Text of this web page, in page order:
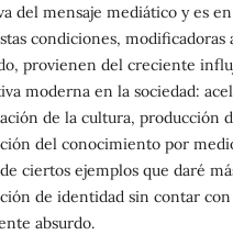
del mensaje mediático y es
condiciones,
provienen del creciente
moderna en la sociedad:
de la cultura, producción
del conocimiento por
ciertos ejemplos que daré
de identidad sin contar
absurdo.